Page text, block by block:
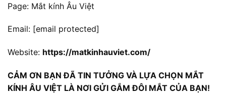
Page: Mắt kính Âu Việt
Email: [email protected]
Website: https://matkinhauviet.com/
CẢM ƠN BẠN ĐÃ TIN TƯỞNG VÀ LỰA CHỌN MẮT
KÍNH ÂU VIỆT LÀ NƠI GỬI GẮM ĐÔI MẮT CỦA BẠN!